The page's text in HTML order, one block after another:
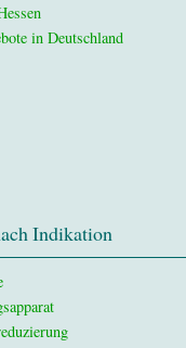
in Deutschland
Indikation